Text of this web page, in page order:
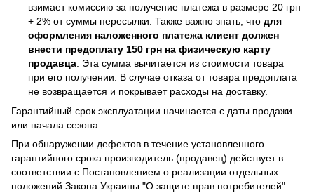
взимает комиссию за получение платежа в размере 20 грн
+ 2% от суммы пересылки. Также важно знать, что для
оформления наложенного платежа клиент должен
внести предоплату 150 грн на физическую карту
продавца . Эта сумма вычитается из стоимости товара
при его получении. В случае отказа от товара предоплата
не возвращается и покрывает расходы на доставку.
Гарантийный срок эксплуатации начинается с даты продажи
или начала сезона.
При обнаружении дефектов в течение установленного
гарантийного срока производитель (продавец) действует в
соответствии с Постановлением о реализации отдельных
положений Закона Украины "О защите прав потребителей".